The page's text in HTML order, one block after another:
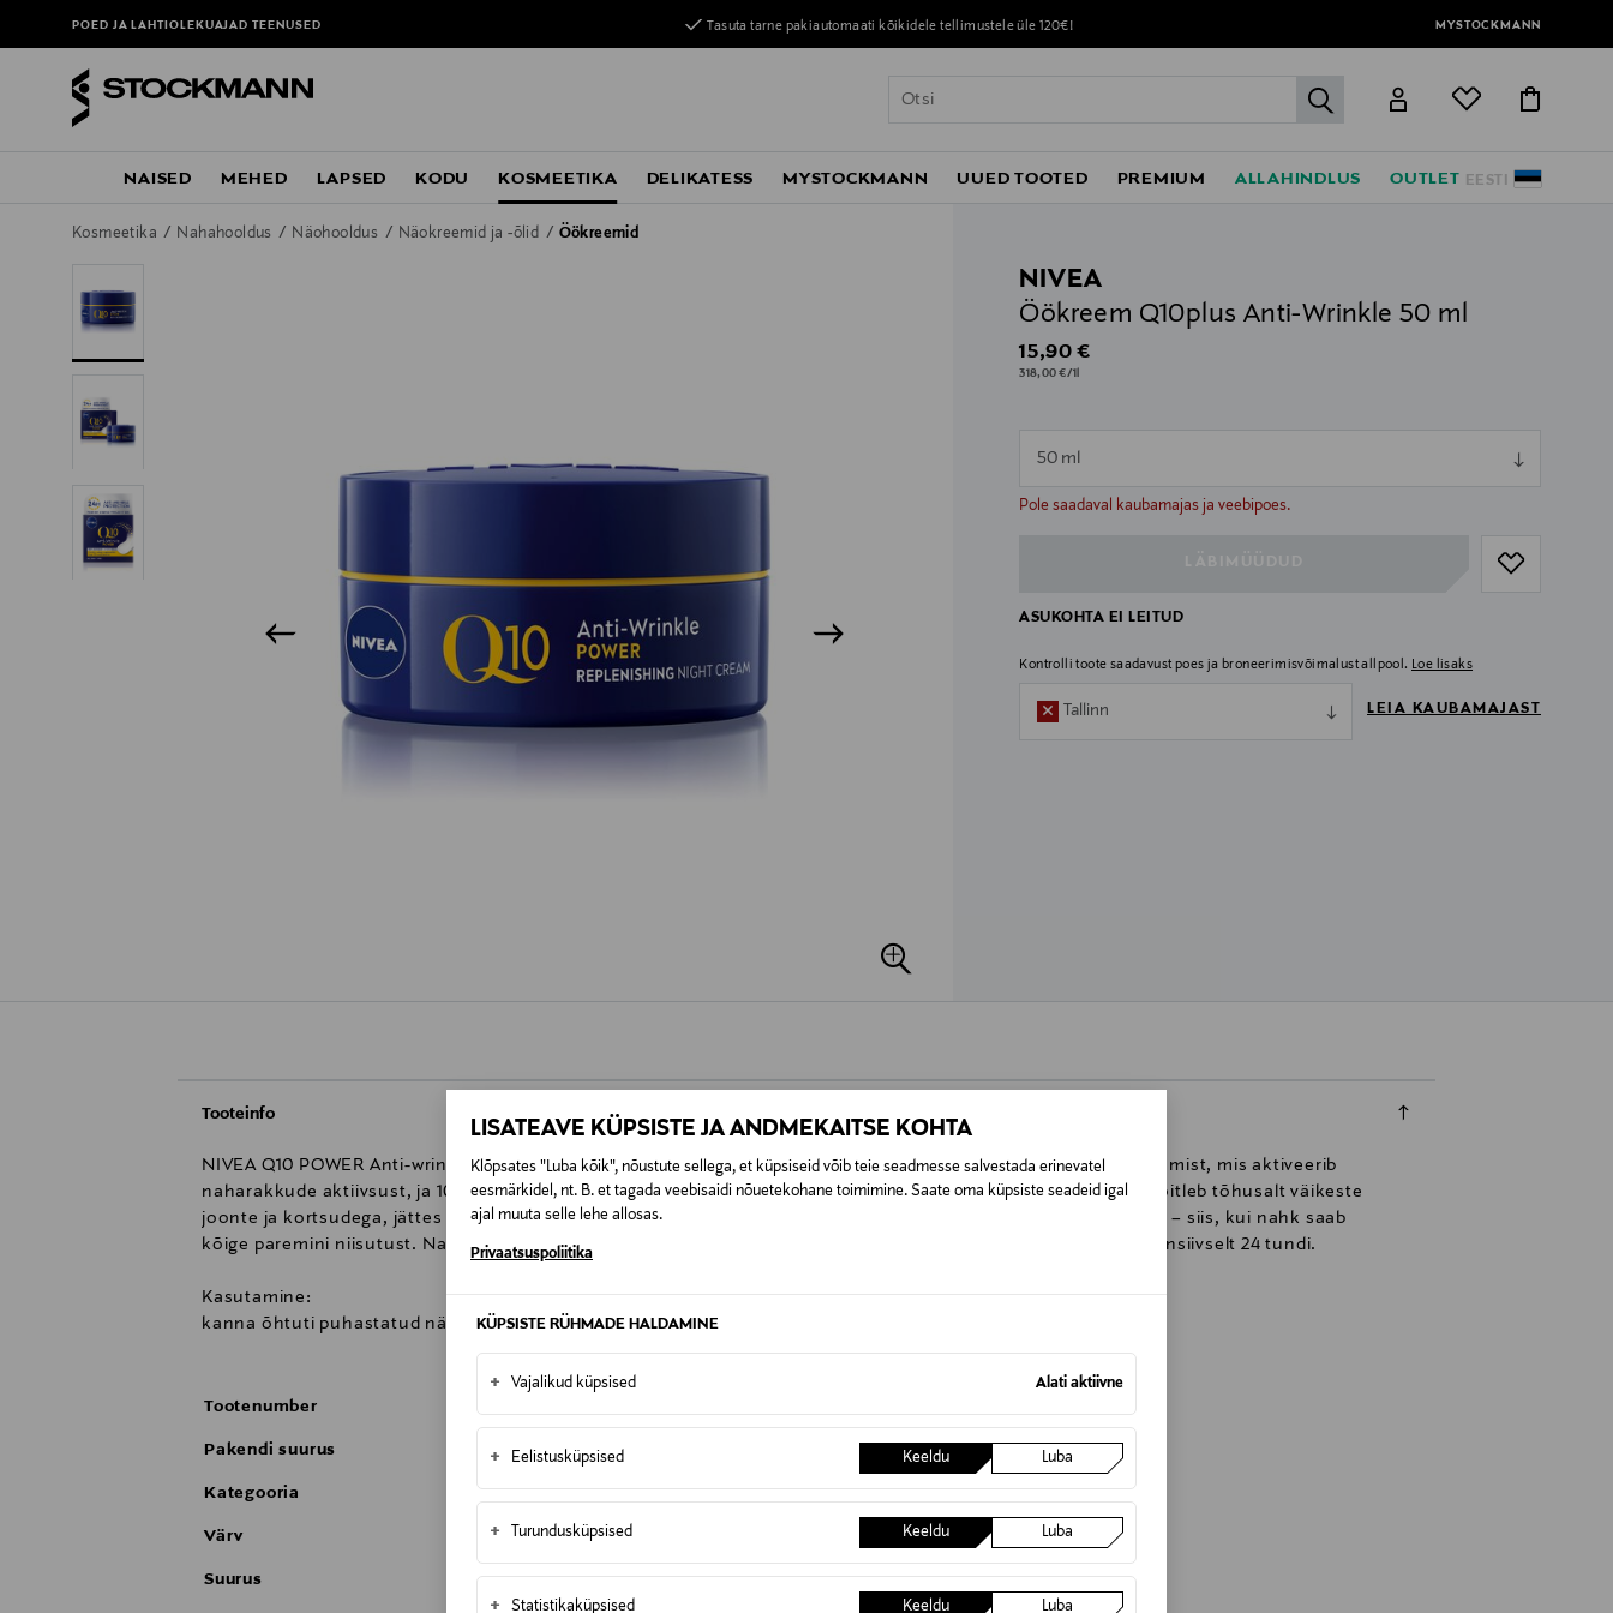
LISATEAVE KÜPSISTE JA ANDMEKAITSE KOHTA
Klõpsates "Luba kõik", nõustute sellega, et küpsiseid võib teie seadmesse salvestada erinevatel
eesmärkidel, nt. B. et tagada veebisaidi nõuetekohane toimimine. Saate oma küpsiste seadeid igal
ajal muuta selle lehe allosas.
Privaatsuspoliitika
KÜPSISTE RÜHMADE HALDAMINE
+ Vajalikud küpsised Alati aktiivne
+ Eelistusküpsised Keeldu Luba
+ Turundusküpsised Keeldu Luba
+ Statistikaküpsised Keeldu Luba
POED JA LAHTIOLEKUAJADTEENUSED Tasuta tarne pakiautomaati kõikidele tellimustele üle 120€! MYSTOCKMANN
label.header.go
EESTI
NAISED MEHED LAPSED KODU KOSMEETIKA DELIKATESS MYSTOCKMANN UUED TOOTED PREMIUM ALLAHINDLUS OUTLET
Kosmeetika Nahahooldus Näohooldus Näokreemid ja -õlid Öökreemid
NIVEA
Öökreem Q10plus Anti-Wrinkle 50 ml
Original Price
15,90 €
318,00 €/1l
50 ml
Pole saadaval kaubamajas ja veebipoes.
null
ASUKOHTA EI LEITUD
Kontrolli toote saadavust poes ja broneerimisvõimalust allpool. Loe lisaks
Tallinn LEIA KAUBAMAJAST
Tooteinfo
NIVEA Q10 POWER Anti-wrinkle +Firming öökreemi patenteeritud koostis sisaldab kombinatsiooni Q10 koensüümist, mis aktiveerib
naharakkude aktiivsust, ja 10 korda rohkem kreatiini*, mis stimuleerib naharakkudes kollageeni tootmist**. Võitleb tõhusalt väikeste
joonte ja kortsudega, jättes naha silmnähtavalt pringimaks. Tõhusalt toimiv koostis uuendab nahka öö jooksul – siis, kui nahk saab
kõige paremini niisutust. Nahk tundub pingul. Vähendab nähtavalt väikseid jooni ja kortse. Niisutab nahka intensiivselt 24 tundi.
Kasutamine:
kanna õhtuti puhastatud näole. (*Võrreldes eelmise koostisega. **Testitud in vitro.)
Tootenumber
Pakendi suurus
Kategooria Öökreem
Värv
Suurus 50 ml